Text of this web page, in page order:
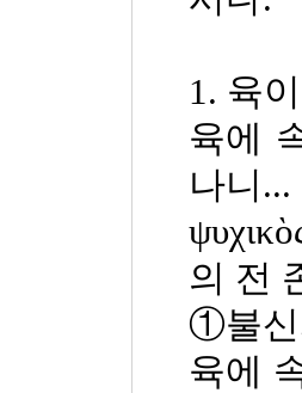
1. 육
육에
나니
ψυχικὸ
의 전
①불
육에